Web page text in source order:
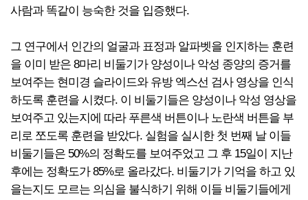
사람과 똑같이 능숙한 것을 입증했다.
그 연구에서 인간의 얼굴과 표정과 알파벳을 인지하는 훈련
을 이미 받은 8마리 비둘기가 양성이나 악성 종양의 증거를
보여주는 현미경 슬라이드와 유방 엑스선 검사 영상을 인식
하도록 훈련을 시켰다. 이 비둘기들은 양성이나 악성 영상을
보여주고 있는지에 따라 푸른색 버튼이나 노란색 버튼을 부
리로 쪼도록 훈련을 받았다. 실험을 실시한 첫 번째 날 이들
비둘기들은 50%의 정확도를 보여주었고 그 후 15일이 지난
후에는 정확도가 85%로 올라갔다. 비둘기가 기억을 하고 있
을는지도 모르는 의심을 불식하기 위해 이들 비둘기들에게